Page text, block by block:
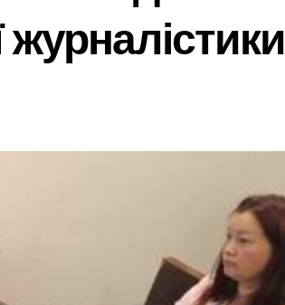
журналістики